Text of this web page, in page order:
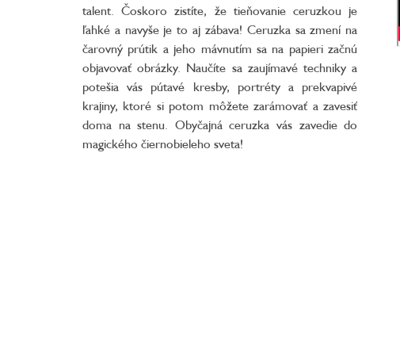
talent. Čoskoro zistíte, že tieňovanie ceruzkou je
ľahké a navyše je to aj zábava! Ceruzka sa zmení na
čarovný prútik a jeho mávnutím sa na papieri začnú
objavovať obrázky. Naučíte sa zaujímavé techniky a
potešia vás pútavé kresby, portréty a prekvapivé
krajiny, ktoré si potom môžete zarámovať a zavesiť
doma na stenu. Obyčajná ceruzka vás zavedie do
magického čiernobieleho sveta!